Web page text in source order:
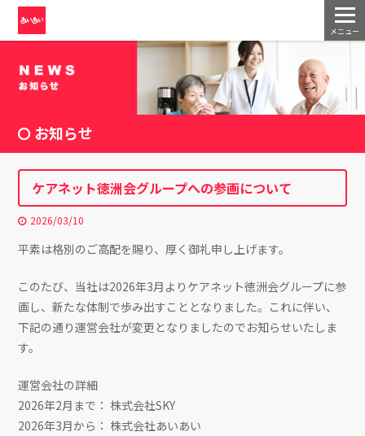
メニュー
お知らせ
ケアネット徳洲会グループへの参画について
2026/03/10
平素は格別のご高配を賜り、厚く御礼申し上げます。
このたび、当社は2026年3月よりケアネット徳洲会グループに参
画し、新たな体制で歩み出すこととなりました。これに伴い、
下記の通り運営会社が変更となりましたのでお知らせいたしま
す。
運営会社の詳細
2026年2月まで： 株式会社SKY
2026年3月から： 株式会社あいあい